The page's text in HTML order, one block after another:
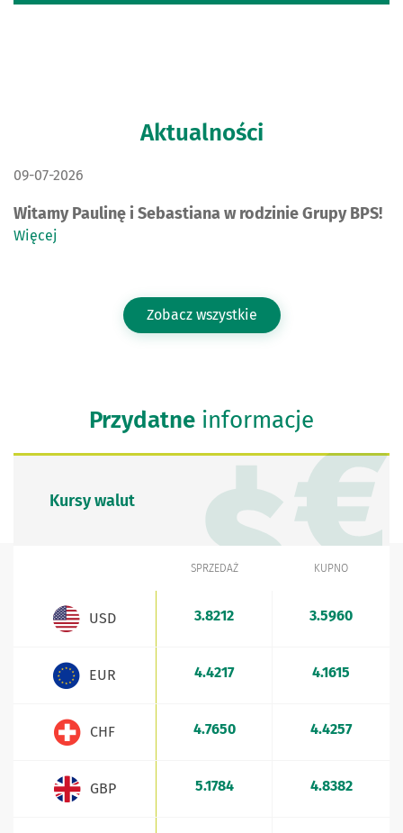
Aktualności
DATA PUBLIKACJI:
09-07-2026
Witamy Paulinę i Sebastiana w rodzinie Grupy BPS!
Więcej
Zobacz wszystkie
Przydatne informacje
Kursy walut
SPRZEDAŻ KUPNO
USD 3.8212 3.5960
EUR 4.4217 4.1615
CHF 4.7650 4.4257
GBP 5.1784 4.8382